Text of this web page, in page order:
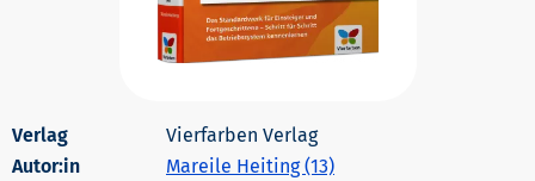
Vierfarben Verlag
Autor:in
Mareile Heiting (13)